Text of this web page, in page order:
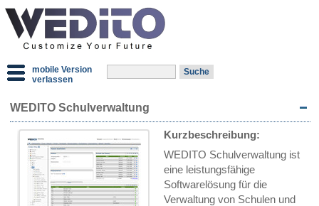
mobile Version
verlassen
WEDITO Schulverwaltung
Kurzbeschreibung:
WEDITO Schulverwaltung ist
eine leistungsfähige
Softwarelösung für die
Verwaltung von Schulen und